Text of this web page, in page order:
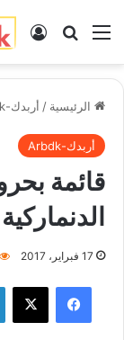
القائمة بحث عن
الرئيسية / أربدك-Arbdk
أربدك-Arbdk
قائمة
الدنماركية
17 فبراير، 2017
فيسبوك